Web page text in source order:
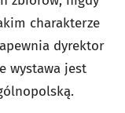
charakterze
dyrektor
wystawa jest